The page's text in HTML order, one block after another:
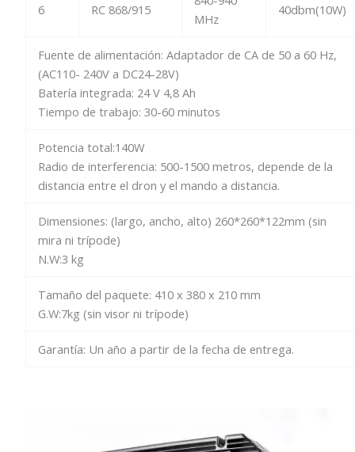
6 RC 868/915
MHz
40dbm(10W)
Fuente de alimentación: Adaptador de CA de 50 a 60 Hz,
(AC110- 240V a DC24-28V)
Batería integrada: 24 V 4,8 Ah
Tiempo de trabajo: 30-60 minutos
Potencia total:140W
Radio de interferencia: 500-1500 metros, depende de la
distancia entre el dron y el mando a distancia.
Dimensiones: (largo, ancho, alto) 260*260*122mm (sin
mira ni trípode)
N.W:3 kg
Tamaño del paquete: 410 x 380 x 210 mm
G.W:7kg (sin visor ni trípode)
Garantía: Un año a partir de la fecha de entrega.